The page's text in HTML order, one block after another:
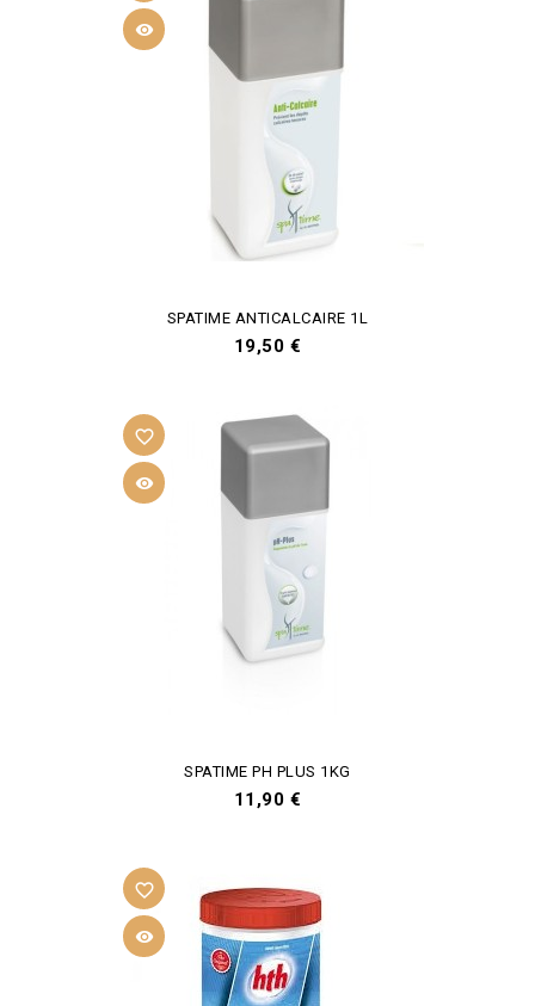

SPATIME ANTICALCAIRE 1L
Prix
19,50 €

favorite_border
SPATIME PH PLUS 1KG
Prix
11,90 €

favorite_border